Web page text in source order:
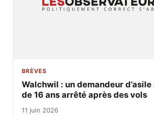
BRÈVES
Walchwil : un demandeur
de 16 ans arrêté après des vols
11 juin 2026